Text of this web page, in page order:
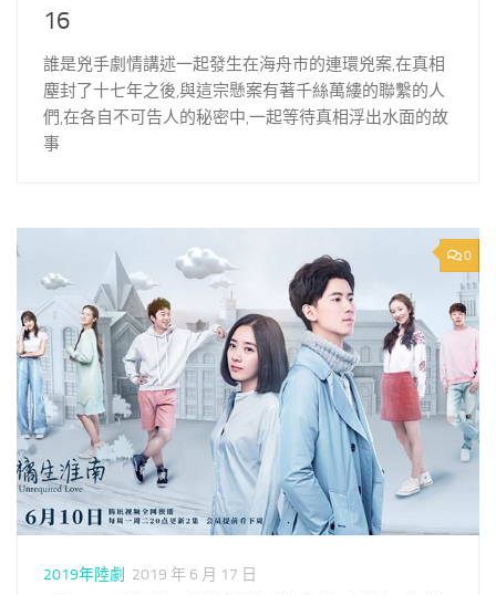
16
誰是兇手劇情講述一起發生在海舟市的連環兇案,在真相
塵封了十七年之後,與這宗懸案有著千絲萬縷的聯繫的人
們,在各自不可告人的秘密中,一起等待真相浮出水面的故
事
0
2019年陸劇 2019 年 6 月 17 日